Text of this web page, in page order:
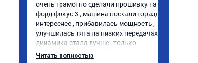
очень грамотно сделали прошивку на
форд фокус 3 , машина поехали гораздо
интереснее , прибавилась мощность ,
улучшилась тяга на низких передачах ,
динамика стала лучше , только
позитивные эмоции , цена
Читать полностью